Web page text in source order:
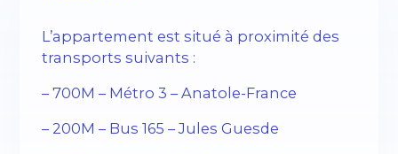
L’appartement est situé à proximité des
transports suivants :
– 700M – Métro 3 – Anatole-France
– 200M – Bus 165 – Jules Guesde